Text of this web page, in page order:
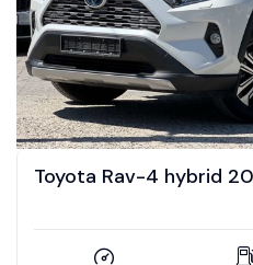
Toyota Rav-4 hybrid